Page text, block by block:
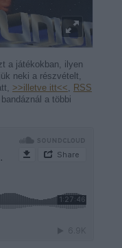
a játékokban, ilyen
neki a részvételt,
>>illetve itt<<, RSS
a többi